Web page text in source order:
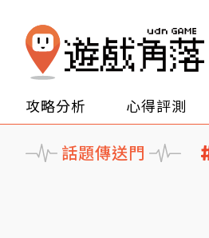
攻略分析 心得評測
話題傳送門